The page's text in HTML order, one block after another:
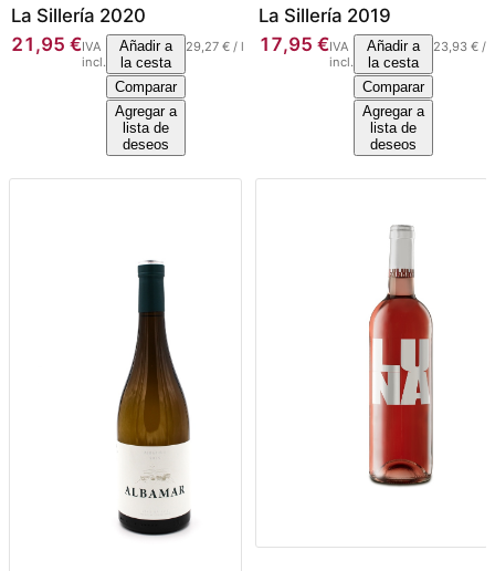
La Sillería 2020
21,95 €IVA
incl.
29,27 € / l
Añadir a
la cesta
Comparar
Agregar a
lista de
deseos
La Sillería 2019
17,95 €IVA
incl.
23,93€/
Añadir a
la cesta
Comparar
Agregar a
lista de
deseos